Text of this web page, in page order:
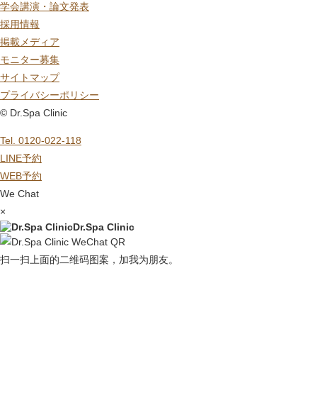
学会講演・論文発表
採用情報
掲載メディア
モニター募集
サイトマップ
プライバシーポリシー
© Dr.Spa Clinic
Tel. 0120-022-118
LINE予約
WEB予約
We Chat
×
Dr.Spa Clinic
扫一扫上面的二维码图案，加我为朋友。